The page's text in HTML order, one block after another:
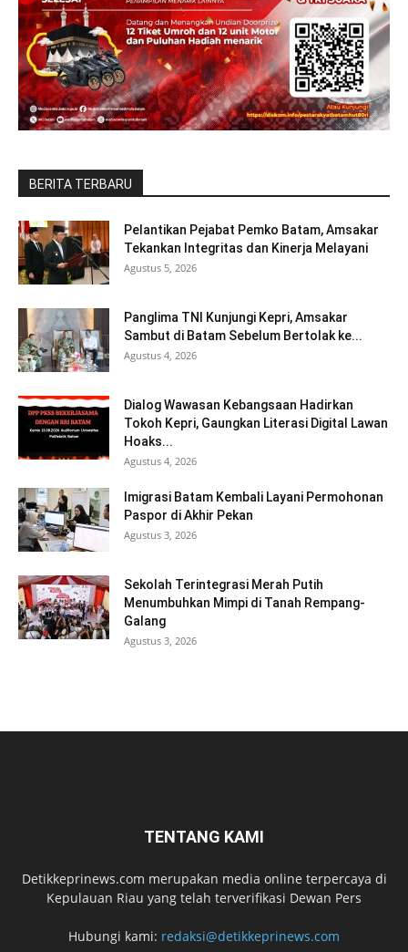
BERITA TERBARU
Pelantikan Pejabat Pemko Batam, Amsakar
Tekankan Integritas dan Kinerja Melayani
Agustus 5, 2026
Panglima TNI Kunjungi Kepri, Amsakar
Sambut di Batam Sebelum Bertolak ke...
Agustus 4, 2026
Dialog Wawasan Kebangsaan Hadirkan
Tokoh Kepri, Gaungkan Literasi Digital Lawan
Hoaks...
Agustus 4, 2026
Imigrasi Batam Kembali Layani Permohonan
Paspor di Akhir Pekan
Agustus 3, 2026
Sekolah Terintegrasi Merah Putih
Menumbuhkan Mimpi di Tanah Rempang-
Galang
Agustus 3, 2026
TENTANG KAMI
Detikkeprinews.com merupakan media online terpercaya di
Kepulauan Riau yang telah terverifikasi Dewan Pers
Hubungi kami: redaksi@detikkeprinews.com